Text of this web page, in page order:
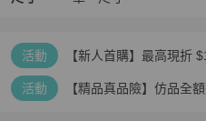
活動 【新人首購】最高現折
活動 【精品真品險】仿品全